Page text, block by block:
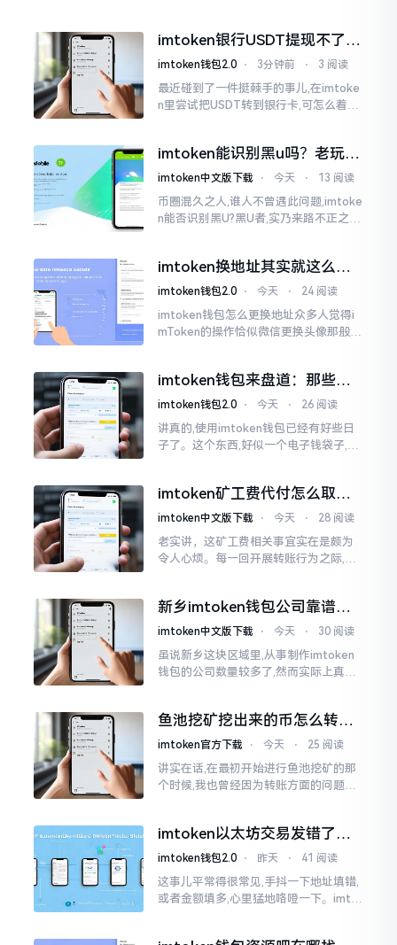
imtoken银行USDT提现不了？
这几个法子能帮你搞定
imtoken钱包2.0 ⋅ 3分钟前 ⋅ 3 阅读
最近碰到了一件挺棘手的事儿,在imtoke
n里尝试把USDT转到银行卡,可怎么着都
么时长
imtoken能识别黑u吗？老玩家
告诉你真相
imtoken中文版下载 ⋅ 今天 ⋅ 13 阅读
币圈混久之人,谁人不曾遇此问题,imtoke
n能否识别黑U?黑U者,实乃来路不正之钱
imtoken换地址其实就这么回
事
imtoken钱包2.0 ⋅ 今天 ⋅ 24 阅读
imtoken钱包怎么更换地址众多人觉得i
mToken的操作恰似微信更换头像那般简
据助记词来生成的,通俗讲
imtoken钱包来盘道：那些踩
过的坑和保命招
imtoken钱包2.0 ⋅ 今天 ⋅ 26 阅读
讲真的,使用imtoken钱包已经有好些日
子了。这个东西,好似一个电子钱袋子,里
却提心吊胆、神经紧绷。
imtoken矿工费代付怎么取
消？老手教你几招
imtoken中文版下载 ⋅ 今天 ⋅ 28 阅读
老实讲，这矿工费相关事宜实在是颇为
令人心烦。每一回开展转账行为之际,就
时隔多年
新乡imtoken钱包公司靠谱
吗？普通人怎么避坑
imtoken中文版下载 ⋅ 今天 ⋅ 30 阅读
虽说新乡这块区域里,从事制作imtoken
钱包的公司数量较多了,然而实际上真正
予协助进行操作的
鱼池挖矿挖出来的币怎么转到
imtoken钱包？
imtoken官方下载 ⋅ 今天 ⋅ 25 阅读
讲实在话,在最初开始进行鱼池挖矿的那
个时候,我也曾经因为转账方面的问题而
为畅快
imtoken以太坊交易发错了咋
整？取消方法告诉你
imtoken钱包2.0 ⋅ 昨天 ⋅ 41 阅读
这事儿平常得很常见,手抖一下地址填错,
或者金额填多,心里猛地咯噔一下。imto